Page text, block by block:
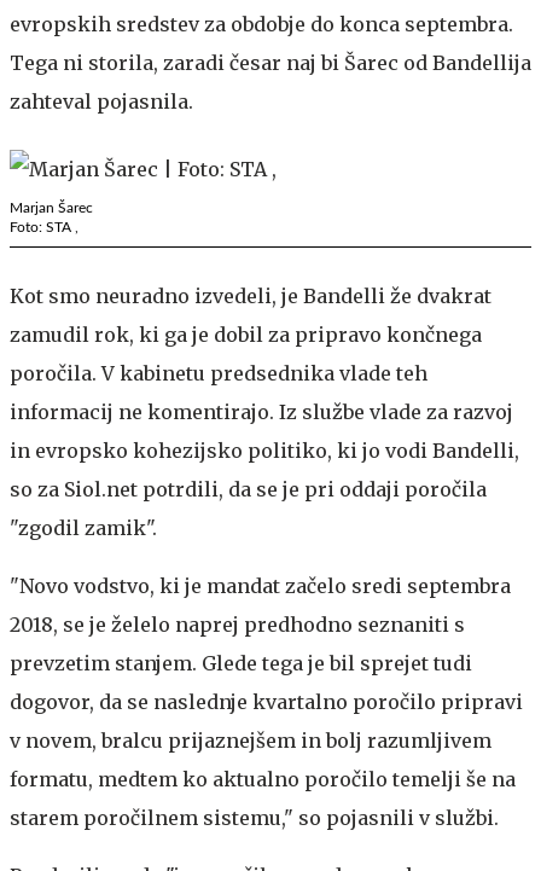
evropskih sredstev za obdobje do konca septembra.
Tega ni storila, zaradi česar naj bi Šarec od Bandellija
zahteval pojasnila.
Marjan Šarec
Foto: STA ,
Kot smo neuradno izvedeli, je Bandelli že dvakrat
zamudil rok, ki ga je dobil za pripravo končnega
poročila. V kabinetu predsednika vlade teh
informacij ne komentirajo. Iz službe vlade za razvoj
in evropsko kohezijsko politiko, ki jo vodi Bandelli,
so za Siol.net potrdili, da se je pri oddaji poročila
"zgodil zamik".
"Novo vodstvo, ki je mandat začelo sredi septembra
2018, se je želelo naprej predhodno seznaniti s
prevzetim stanjem. Glede tega je bil sprejet tudi
dogovor, da se naslednje kvartalno poročilo pripravi
v novem, bralcu prijaznejšem in bolj razumljivem
formatu, medtem ko aktualno poročilo temelji še na
starem poročilnem sistemu," so pojasnili v službi.